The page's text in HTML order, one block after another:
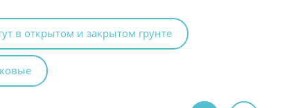
в открытом и закрытом грунте